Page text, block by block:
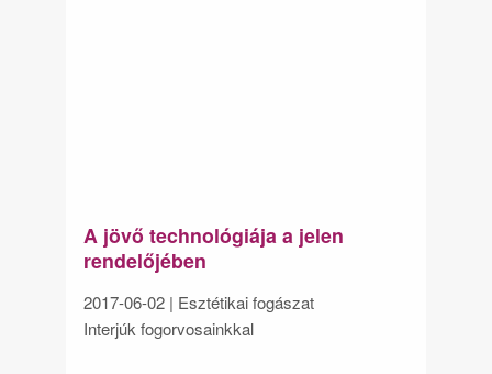
A jövő technológiája a jelen
rendelőjében
2017-06-02 | Esztétikai fogászat
Interjúk fogorvosainkkal